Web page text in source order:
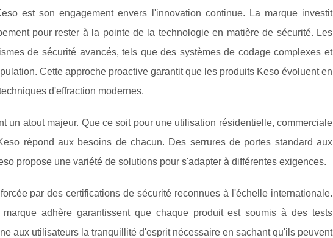
est son engagement envers l'innovation continue. La marque investit
pour rester à la pointe de la technologie en matière de sécurité. Les
de sécurité avancés, tels que des systèmes de codage complexes et
Cette approche proactive garantit que les produits Keso évoluent en
d'effraction modernes.
un atout majeur. Que ce soit pour une utilisation résidentielle, commerciale
répond aux besoins de chacun. Des serrures de portes standard aux
propose une variété de solutions pour s'adapter à différentes exigences.
par des certifications de sécurité reconnues à l'échelle internationale.
adhère garantissent que chaque produit est soumis à des tests
aux utilisateurs la tranquillité d'esprit nécessaire en sachant qu'ils peuvent